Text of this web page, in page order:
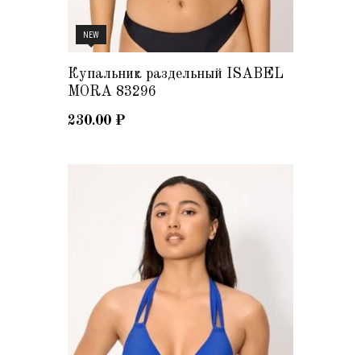
NEW
Купальник раздельный ISABEL
MORA 83296
230.00 ₽